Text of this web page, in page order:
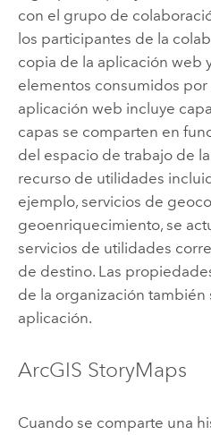
con el grupo de
los participantes de la
copia de la aplicación web
elementos consumidos por
aplicación web incluye
capas se comparten en
del espacio de trabajo de
recurso de utilidades
ejemplo, servicios de
geoenriquecimiento, se
servicios de utilidades
de destino. Las
de la organización también
aplicación.
ArcGIS StoryMaps
Cuando se comparte una